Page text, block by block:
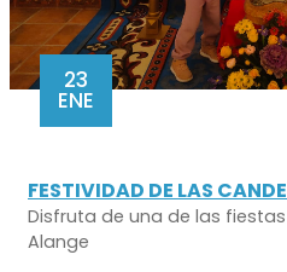
23
ENE
FESTIVIDAD DE LAS
Disfruta de una de las
Alange